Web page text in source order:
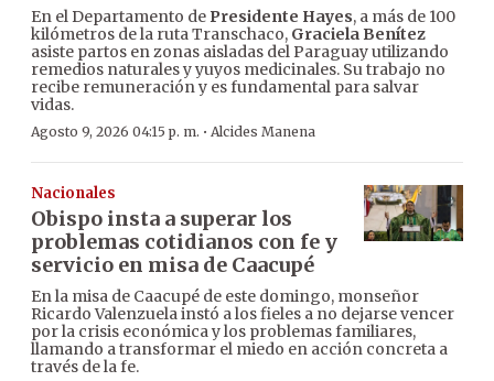
En el Departamento de Presidente Hayes, a más de 100
kilómetros de la ruta Transchaco, Graciela Benítez
asiste partos en zonas aisladas del Paraguay utilizando
remedios naturales y yuyos medicinales. Su trabajo no
recibe remuneración y es fundamental para salvar
vidas.
Agosto 9, 2026 04:15 p. m. · Alcides Manena
Nacionales
Obispo insta a superar los
problemas cotidianos con fe y
servicio en misa de Caacupé
En la misa de Caacupé de este domingo, monseñor
Ricardo Valenzuela instó a los fieles a no dejarse vencer
por la crisis económica y los problemas familiares,
llamando a transformar el miedo en acción concreta a
través de la fe.